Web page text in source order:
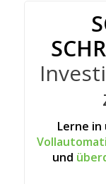
Lerne
und